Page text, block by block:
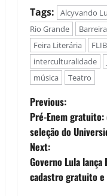
Tags: Alcyvando
Rio Grande
Feira Literária
interculturalidade
música
Teatro
P
o
s
t
Previous:
Pré-Enem
seleção do
Next:
Governo Lula lança
cadastro gratuito e